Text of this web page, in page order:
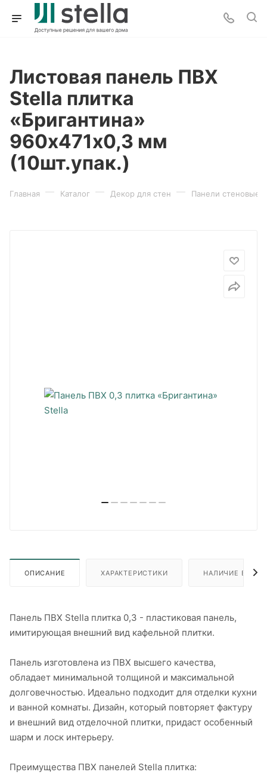
Листовая панель ПВХ
Stella плитка
«Бригантина»
960х471х0,3 мм
(10шт.упак.)
Главная — Каталог — Декор для стен — Панели стеновые
ОПИСАНИЕ ХАРАКТЕРИСТИКИ НАЛИЧИЕ В
Панель ПВХ Stella плитка 0,3 - пластиковая панель,
имитирующая внешний вид кафельной плитки.
Панель изготовлена из ПВХ высшего качества,
обладает минимальной толщиной и максимальной
долговечностью. Идеально подходит для отделки кухни
и ванной комнаты. Дизайн, который повторяет фактуру
и внешний вид отделочной плитки, придаст особенный
шарм и лоск интерьеру.
Преимущества ПВХ панелей Stella плитка: